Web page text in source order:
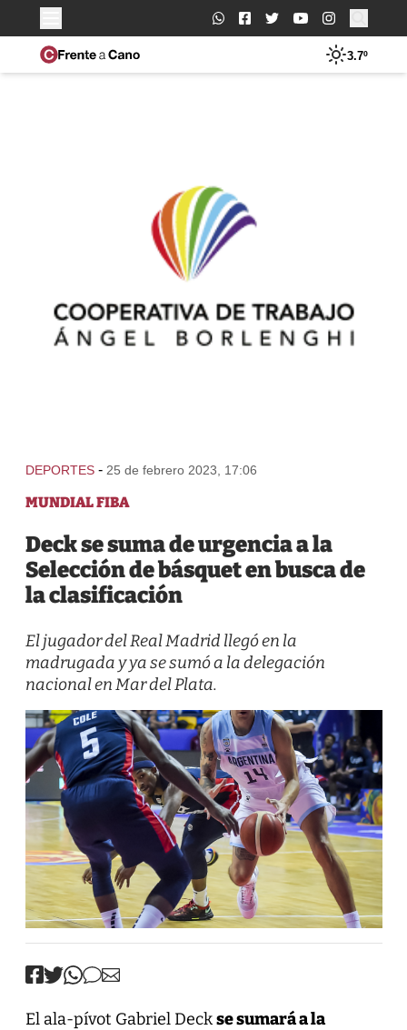
Buscar:
3.7º
DEPORTES - 25 de febrero 2023, 17:06
MUNDIAL FIBA
Deck se suma de urgencia a la
Selección de básquet en busca de
la clasificación
El jugador del Real Madrid llegó en la
madrugada y ya se sumó a la delegación
nacional en Mar del Plata.
El ala-pívot Gabriel Deckse sumará a la